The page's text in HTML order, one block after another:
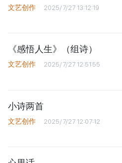
文艺创作 2025/7/27 13:12:19
《感悟人生》（组诗）
文艺创作 2025/7/27 12:51:55
小诗两首
文艺创作 2025/7/27 12:07:12